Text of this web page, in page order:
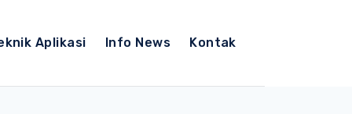
Aplikasi Info News Kontak